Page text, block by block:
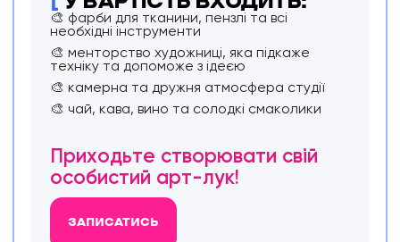
🎨 фарби для тканини, пензлі та всі
необхідні інструменти
🎨 менторство художниці, яка підкаже
техніку та допоможе з ідеєю
🎨 камерна та дружня атмосфера студії
🎨 чай, кава, вино та солодкі смаколики
Приходьте створювати свій
особистий арт-лук!
ЗАПИСАТИСЬ